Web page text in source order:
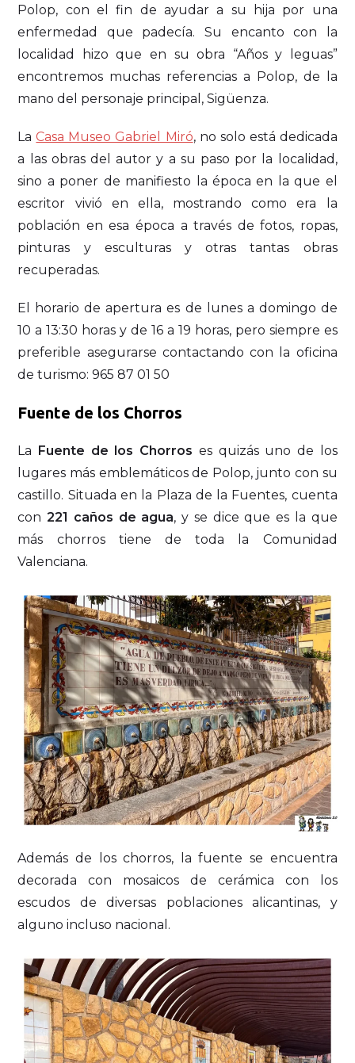
Polop, con el fin de ayudar a su hija por una
enfermedad que padecía. Su encanto con la
localidad hizo que en su obra “Años y leguas”
encontremos muchas referencias a Polop, de la
mano del personaje principal, Sigüenza.
LaCasa Museo Gabriel Miró, no solo está dedicada
a las obras del autor y a su paso por la localidad,
sino a poner de manifiesto la época en la que el
escritor vivió en ella, mostrando como era la
población en esa época a través de fotos, ropas,
pinturas y esculturas y otras tantas obras
recuperadas.
El horario de apertura es de lunes a domingo de
10 a 13:30 horas y de 16 a 19 horas, pero siempre es
preferible asegurarse contactando con la oficina
de turismo: 965 87 01 50
Fuente de los Chorros
La Fuente de los Chorros es quizás uno de los
lugares más emblemáticos de Polop, junto con su
castillo. Situada en la Plaza de la Fuentes, cuenta
con221 caños de agua, y se dice que es la que
más chorros tiene de toda la Comunidad
Valenciana.
Además de los chorros, la fuente se encuentra
decorada con mosaicos de cerámica con los
escudos de diversas poblaciones alicantinas, y
alguno incluso nacional.